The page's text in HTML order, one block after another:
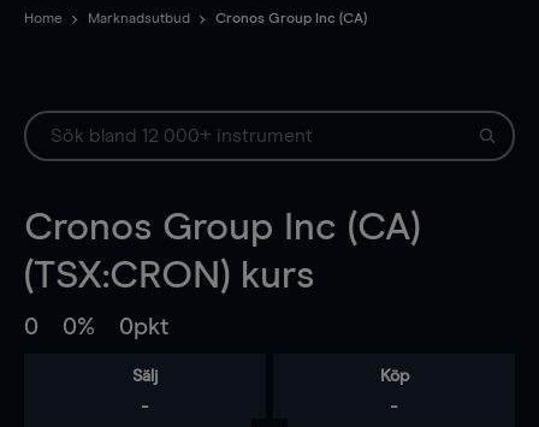
Home Marknadsutbud Cronos Group Inc (CA)
Cronos Group Inc (CA)
(TSX:CRON) kurs
0 0% 0pkt
Sälj
-
Köp
-